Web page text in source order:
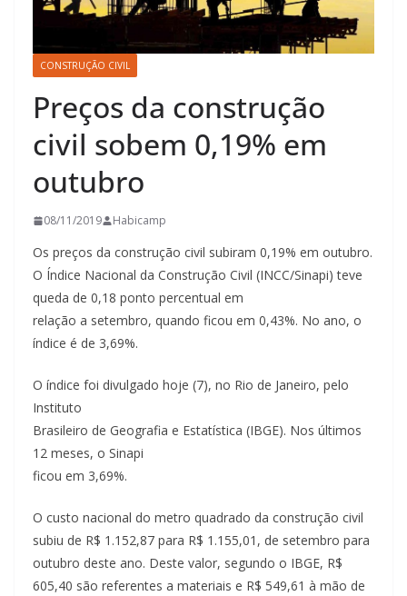
CONSTRUÇÃO CIVIL
Preços da construção
civil sobem 0,19% em
outubro
08/11/2019 Habicamp
Os preços da construção civil subiram 0,19% em outubro.
O Índice Nacional da Construção Civil (INCC/Sinapi) teve
queda de 0,18 ponto percentual em
relação a setembro, quando ficou em 0,43%. No ano, o
índice é de 3,69%.
O índice foi divulgado hoje (7), no Rio de Janeiro, pelo
Instituto
Brasileiro de Geografia e Estatística (IBGE). Nos últimos
12 meses, o Sinapi
ficou em 3,69%.
O custo nacional do metro quadrado da construção civil
subiu de R$ 1.152,87 para R$ 1.155,01, de setembro para
outubro deste ano. Deste valor, segundo o IBGE, R$
605,40 são referentes a materiais e R$ 549,61 à mão de